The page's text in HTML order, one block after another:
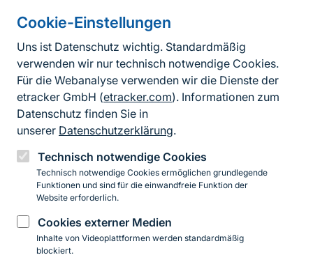
Cookie-Einstellungen
Uns ist Datenschutz wichtig. Standardmäßig
verwenden wir nur technisch notwendige Cookies.
Für die Webanalyse verwenden wir die Dienste der
etracker GmbH (etracker.com). Informationen zum
Datenschutz finden Sie in
unserer Datenschutzerklärung.
Technisch notwendige Cookies
Technisch notwendige Cookies ermöglichen grundlegende
Funktionen und sind für die einwandfreie Funktion der
Website erforderlich.
Cookies externer Medien
Inhalte von Videoplattformen werden standardmäßig
blockiert.
Informationen zur Seite
FußzeileKontakt zum BfN
Kontaktformular
Erklärung zur Barrierefreiheit
Impressum
Datenschutz
InstagramFacebookYouTubeLinkedIn